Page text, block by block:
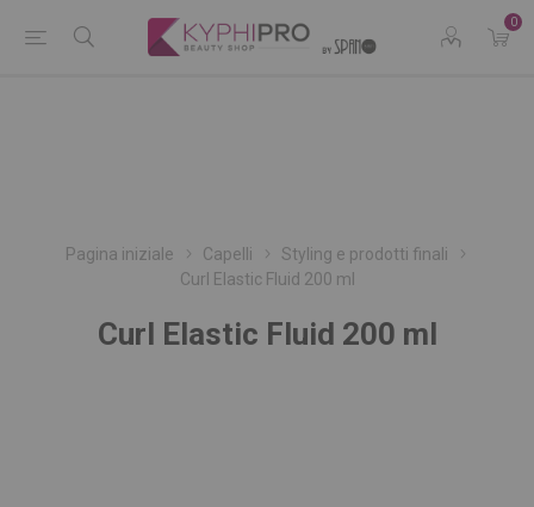
0
Pagina iniziale Capelli
Styling e prodotti finali
Curl Elastic Fluid 200 ml
Curl Elastic Fluid 200 ml